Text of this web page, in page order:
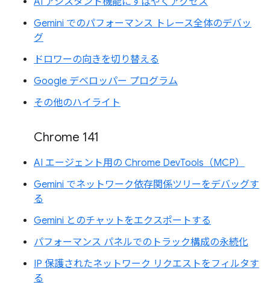
Gemini でのパフォーマンス トレース全体のデバッ
グ
ドロワーの向きを切り替える
Google デベロッパー プログラム
その他のハイライト
Chrome 141
AI エージェント用の Chrome DevTools（MCP）
Gemini でネットワーク依存関係ツリーをデバッグす
る
Gemini とのチャットをエクスポートする
パフォーマンス パネルでのトラック構成の永続化
IP 保護されたネットワーク リクエストをフィルタす
る